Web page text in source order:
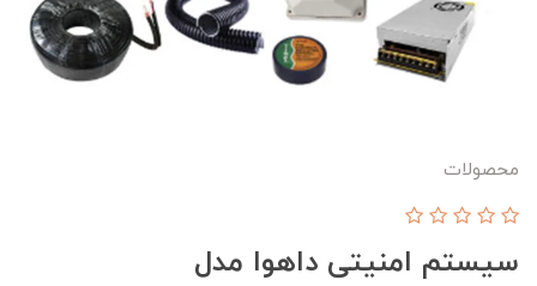
محصولات
سیستم امنیتی داهوا مدل